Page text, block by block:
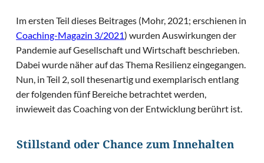
Im ersten Teil dieses Beitrages (Mohr, 2021; erschienen in
Coaching-Magazin 3/2021) wurden Auswirkungen der
Pandemie auf Gesellschaft und Wirtschaft beschrieben.
Dabei wurde näher auf das Thema Resilienz eingegangen.
Nun, in Teil 2, soll thesenartig und exemplarisch entlang
der folgenden fünf Bereiche betrachtet werden,
inwieweit das Coaching von der Entwicklung berührt ist.
Stillstand oder Chance zum Innehalten